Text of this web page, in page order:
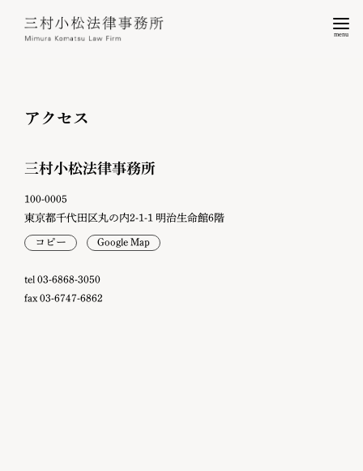
menu
アクセス
三村小松法律事務所
100-0005
東京都千代田区丸の内2-1-1 明治生命館6階
コピー Google Map
tel 03-6868-3050
fax 03-6747-6862